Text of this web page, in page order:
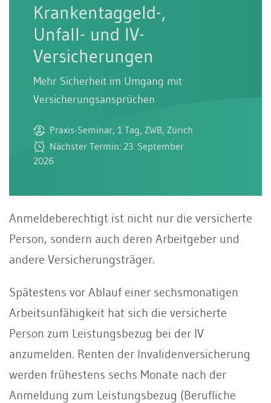
Krankentaggeld-,
Unfall- und IV-
Versicherungen
Mehr Sicherheit im Umgang mit
Versicherungsansprüchen
Praxis-Seminar, 1 Tag, ZWB, Zürich
Nächster Termin: 23. September
2026
Anmeldeberechtigt ist nicht nur die versicherte
Person, sondern auch deren Arbeitgeber und
andere Versicherungsträger.
Spätestens vor Ablauf einer sechsmonatigen
Arbeitsunfähigkeit hat sich die versicherte
Person zum Leistungsbezug bei der IV
anzumelden. Renten der Invalidenversicherung
werden frühestens sechs Monate nach der
Anmeldung zum Leistungsbezug (Berufliche